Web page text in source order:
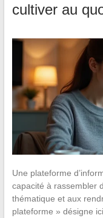
cultiver au
Une plateforme
capacité à rassembler
thématique et aux
plateforme » désigne